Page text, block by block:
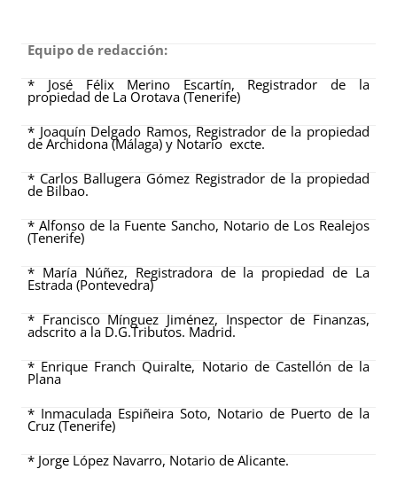
Equipo de redacción:
* José Félix Merino Escartín, Registrador de la
propiedad de La Orotava (Tenerife)
* Joaquín Delgado Ramos, Registrador de la propiedad
de Archidona (Málaga) y Notario excte.
* Carlos Ballugera Gómez Registrador de la propiedad
de Bilbao.
* Alfonso de la Fuente Sancho, Notario de Los Realejos
(Tenerife)
* María Núñez, Registradora de la propiedad de La
Estrada (Pontevedra)
* Francisco Mínguez Jiménez, Inspector de Finanzas,
adscrito a la D.G.Tributos. Madrid.
* Enrique Franch Quiralte, Notario de Castellón de la
Plana
* Inmaculada Espiñeira Soto, Notario de Puerto de la
Cruz (Tenerife)
* Jorge López Navarro, Notario de Alicante.